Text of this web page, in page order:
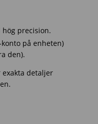
hög precision.
på enheten)
den).
exakta detaljer